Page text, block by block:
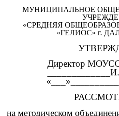
МУНИЦИПАЛЬНОЕ
«СРЕДНЯЯ
«ГЕЛИОС» г.
Директор
на методическом